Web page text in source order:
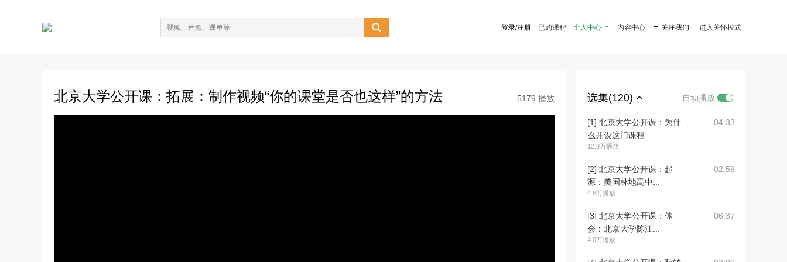
 登录/注册 已购课程 个人中心  内容中心  关注我们 进入关怀模式
北京大学公开课：拓展：制作视频“你的课堂是否也这样”的方法 5179 播放 选集(120) 自动播放
[1] 北京大学公开课：为什
么开设这门课程
12.0万播放
04:33
[2] 北京大学公开课：起
源：美国林地高中...
4.8万播放
02:59
[3] 北京大学公开课：体
会：北京大学陈江...
4.0万播放
06:37